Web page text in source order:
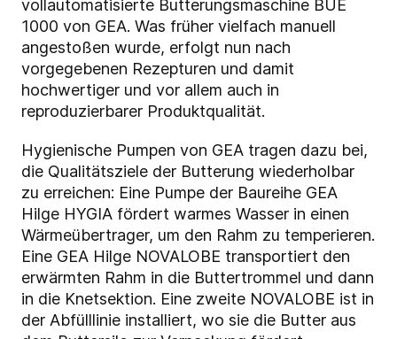
vollautomatisierte Butterungsmaschine BUE
1000 von GEA. Was früher vielfach manuell
angestoßen wurde, erfolgt nun nach
vorgegebenen Rezepturen und damit
hochwertiger und vor allem auch in
reproduzierbarer Produktqualität.
Hygienische Pumpen von GEA tragen dazu bei,
die Qualitätsziele der Butterung wiederholbar
zu erreichen: Eine Pumpe der Baureihe GEA
Hilge HYGIA fördert warmes Wasser in einen
Wärmeübertrager, um den Rahm zu temperieren.
Eine GEA Hilge NOVALOBE transportiert den
erwärmten Rahm in die Buttertrommel und dann
in die Knetsektion. Eine zweite NOVALOBE ist in
der Abfülllinie installiert, wo sie die Butter aus